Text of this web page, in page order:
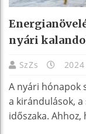
nyári
SzZs
A nyári hónapok
a kirándulások,
időszaka. Ahhoz,